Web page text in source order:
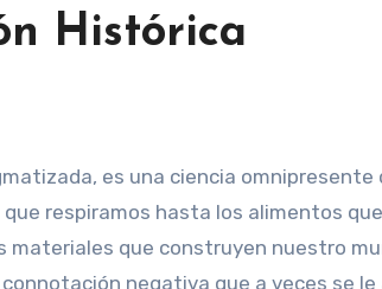
Histórica
es una ciencia omnipresente
respiramos hasta los alimentos
materiales que construyen nuestro
negativa que a veces se